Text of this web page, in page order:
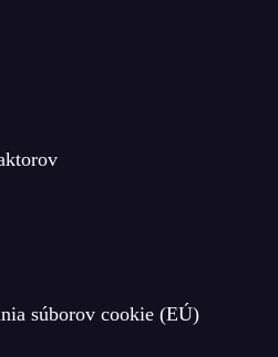
súborov cookie (EÚ)